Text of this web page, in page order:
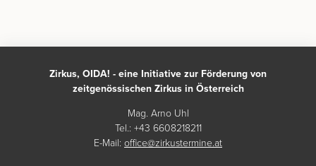
Zirkus, OIDA! - eine Initiative zur Förderung von
zeitgenössischen Zirkus in Österreich
Mag. Arno Uhl
Tel.: +43 6608218211
E-Mail: office@zirkustermine.at